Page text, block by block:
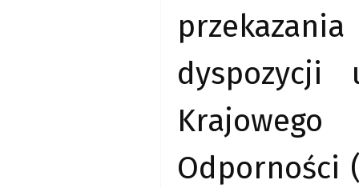
dyspozycji
Odporności